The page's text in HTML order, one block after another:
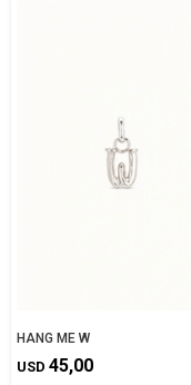
HANG ME W
USD 45,00